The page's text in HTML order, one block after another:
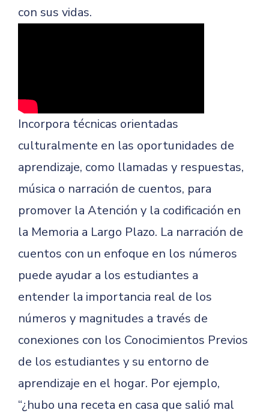
con sus vidas.
Incorpora técnicas orientadas
culturalmente en las oportunidades de
aprendizaje, como llamadas y respuestas,
música o narración de cuentos, para
promover la Atención y la codificación en
la Memoria a Largo Plazo. La narración de
cuentos con un enfoque en los números
puede ayudar a los estudiantes a
entender la importancia real de los
números y magnitudes a través de
conexiones con los Conocimientos Previos
de los estudiantes y su entorno de
aprendizaje en el hogar. Por ejemplo,
“¿hubo una receta en casa que salió mal